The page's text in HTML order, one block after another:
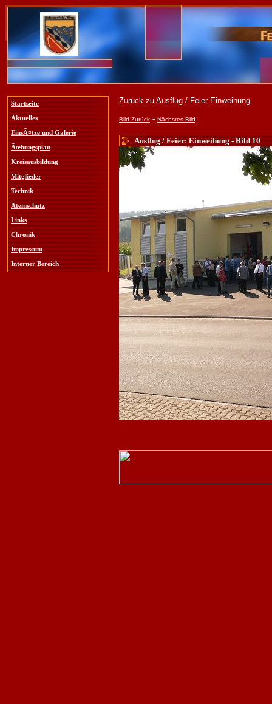
Startseite
Aktuelles
EinsÃ¤tze und Galerie
Ãœbungsplan
Kreisausbildung
Mitglieder
Technik
Atemschutz
Links
Chronik
Impressum
Interner Bereich
Zurück zu Ausflug / Feier Einweihung
Bild Zurück - Nächstes Bild
Ausflug / Feier: Einweihung - Bild 10